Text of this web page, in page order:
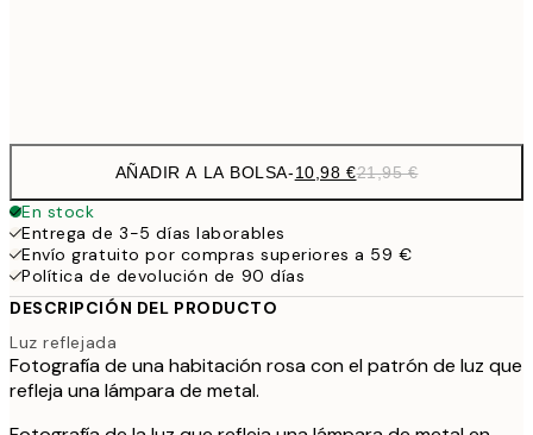
AÑADIR A LA BOLSA-10,98 €21,95 €
En stock
Entrega de 3-5 días laborables
Envío gratuito por compras superiores a 59 €
Política de devolución de 90 días
DESCRIPCIÓN DEL PRODUCTO
Luz reflejada
Fotografía de una habitación rosa con el patrón de luz que
refleja una lámpara de metal.